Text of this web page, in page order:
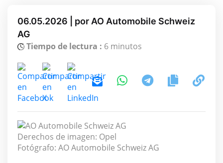
06.05.2026 | por AO Automobile Schweiz
AG
Tiempo de lectura : 6 minutos
Derechos de imagen: Opel
Fotógrafo: AO Automobile Schweiz AG